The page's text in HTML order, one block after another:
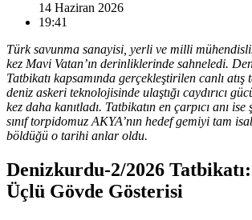
14 Haziran 2026
19:41
Türk savunma sanayisi, yerli ve milli
kez Mavi Vatan’ın derinliklerinde sahneledi.
Tatbikatı kapsamında gerçekleştirilen canlı
deniz askeri teknolojisinde ulaştığı caydırıcı
kez daha kanıtladı. Tatbikatın en çarpıcı anı
sınıf torpidomuz AKYA’nın hedef gemiyi tam
böldüğü o tarihi anlar oldu.
Denizkurdu-2/2026
Üçlü Gövde Gösterisi